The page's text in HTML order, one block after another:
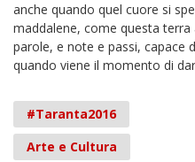
anche quando quel cuore si
maddalene, come questa
parole, e note e passi, capace
quando viene il momento di
#Taranta2016
Arte e Cultura